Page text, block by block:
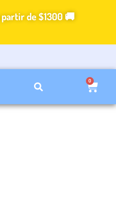
partir de $1300 🚚
0